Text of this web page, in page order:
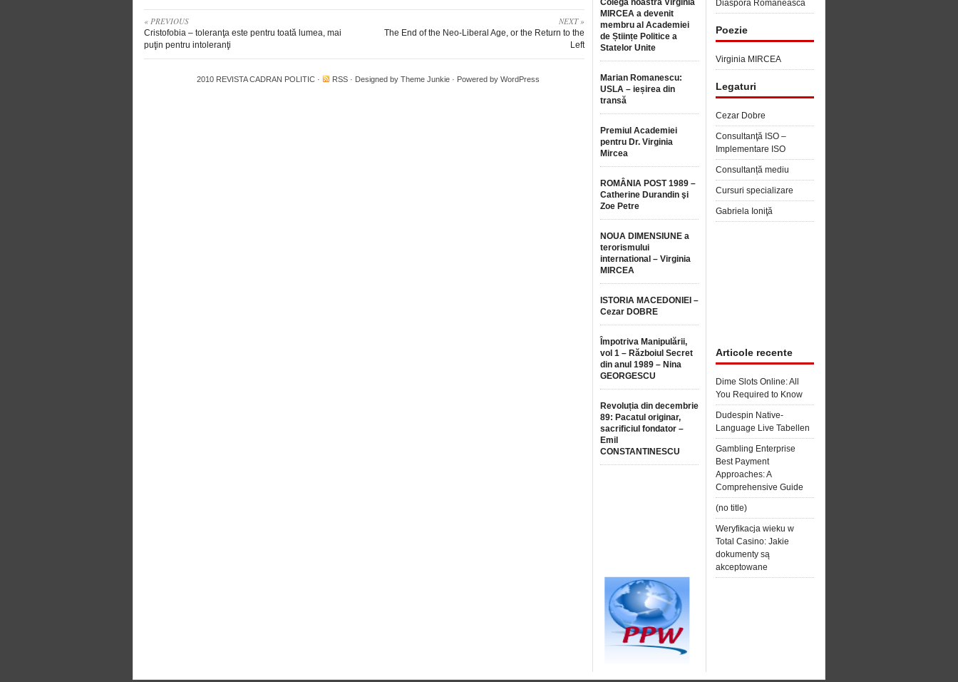
« PREVIOUS
Cristofobia – toleranţa este pentru toată lumea, mai
puţin pentru intoleranţi
NEXT »
The End of the Neo-Liberal Age, or the Return to the
Left
Colega noastră Virginia
MIRCEA a devenit
membru al Academiei
de Științe Politice a
Statelor Unite
Marian Romanescu:
USLA – ieșirea din
transă
Premiul Academiei
pentru Dr. Virginia
Mircea
ROMÂNIA POST 1989 –
Catherine Durandin şi
Zoe Petre
NOUA DIMENSIUNE a
terorismului
international – Virginia
MIRCEA
ISTORIA MACEDONIEI –
Cezar DOBRE
Împotriva Manipulării,
vol 1 – Războiul Secret
din anul 1989 – Nina
GEORGESCU
Revoluția din decembrie
89: Pacatul originar,
sacrificiul fondator –
Emil
CONSTANTINESCU
Diaspora Romaneasca
Poezie
Virginia MIRCEA
Legaturi
Cezar Dobre
Consultanţă ISO –
Implementare ISO
Consultanță mediu
Cursuri specializare
Gabriela Ioniţă
Articole recente
Dime Slots Online: All
You Required to Know
Dudespin Native-
Language Live Tabellen
Gambling Enterprise
Best Payment
Approaches: A
Comprehensive Guide
(no title)
Weryfikacja wieku w
Total Casino: Jakie
dokumenty są
akceptowane
2010 REVISTA CADRAN POLITIC · RSS · Designed by Theme Junkie · Powered by WordPress